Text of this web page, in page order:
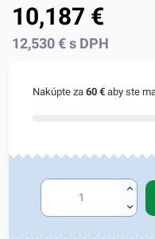
10,187 €
12,530€ s DPH
Nakúpte za60 € aby ste